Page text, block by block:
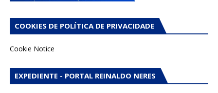
COOKIES DE POLÍTICA DE PRIVACIDADE
Cookie Notice
EXPEDIENTE - PORTAL REINALDO NERES